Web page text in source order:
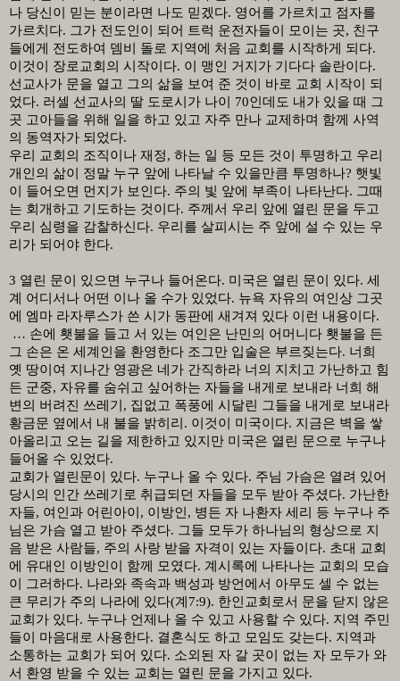
나 당신이 믿는 분이라면 나도 믿겠다. 영어를 가르치고 점자를
가르치다. 그가 전도인이 되어 트럭 운전자들이 모이는 곳, 친구
들에게 전도하여 뎀비 돌로 지역에 처음 교회를 시작하게 되다.
이것이 장로교회의 시작이다. 이 맹인 거지가 기다다 솔란이다.
선교사가 문을 열고 그의 삶을 보여 준 것이 바로 교회 시작이 되
었다. 러셀 선교사의 딸 도로시가 나이 70인데도 내가 있을 때 그
곳 고아들을 위해 일을 하고 있고 자주 만나 교제하며 함께 사역
의 동역자가 되었다.
우리 교회의 조직이나 재정, 하는 일 등 모든 것이 투명하고 우리
개인의 삶이 정말 누구 앞에 나타날 수 있을만큼 투명하나? 햇빛
이 들어오면 먼지가 보인다. 주의 빛 앞에 부족이 나타난다. 그때
는 회개하고 기도하는 것이다. 주께서 우리 앞에 열린 문을 두고
우리 심령을 감찰하신다. 우리를 살피시는 주 앞에 설 수 있는 우
리가 되어야 한다.
3 열린 문이 있으면 누구나 들어온다. 미국은 열린 문이 있다. 세
계 어디서나 어떤 이나 올 수가 있었다. 뉴욕 자유의 여인상 그곳
에 엠마 라자루스가 쓴 시가 동판에 새겨져 있다 이런 내용이다.
… 손에 횃불을 들고 서 있는 여인은 난민의 어머니다 횃불을 든
그 손은 온 세계인을 환영한다 조그만 입술은 부르짖는다. 너희
옛 땅이여 지나간 영광은 네가 간직하라 너의 지치고 가난하고 힘
든 군중, 자유를 숨쉬고 싶어하는 자들을 내게로 보내라 너희 해
변의 버려진 쓰레기 , 집없고 폭풍에 시달린 그들을 내게로 보내라
황금문 옆에서 내 불을 밝히리 . 이것이 미국이다. 지금은 벽을 쌓
아올리고 오는 길을 제한하고 있지만 미국은 열린 문으로 누구나
들어올 수 있었다.
교회가 열린문이 있다. 누구나 올 수 있다. 주님 가슴은 열려 있어
당시의 인간 쓰레기로 취급되던 자들을 모두 받아 주셨다. 가난한
자들, 여인과 어린아이 , 이방인 , 병든 자 나환자 세리 등 누구나 주
님은 가슴 열고 받아 주셨다. 그들 모두가 하나님의 형상으로 지
음 받은 사람들, 주의 사랑 받을 자격이 있는 자들이다. 초대 교회
에 유대인 이방인이 함께 모였다. 계시록에 나타나는 교회의 모습
이 그러하다. 나라와 족속과 백성과 방언에서 아무도 셀 수 없는
큰 무리가 주의 나라에 있다(계 7:9). 한인교회로서 문을 닫지 않은
교회가 있다. 누구나 언제나 올 수 있고 사용할 수 있다. 지역 주민
들이 마음대로 사용한다. 결혼식도 하고 모임도 갖는다. 지역과
소통하는 교회가 되어 있다. 소외된 자 갈 곳이 없는 자 모두가 와
서 환영 받을 수 있는 교회는 열린 문을 가지고 있다.